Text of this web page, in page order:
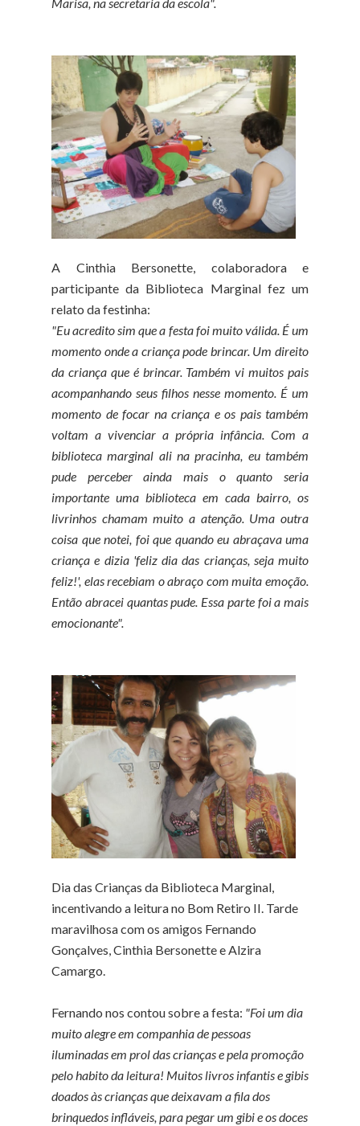
Marisa, na secretaria da escola".
A Cinthia Bersonette, colaboradora e
participante da Biblioteca Marginal fez um
relato da festinha:
"Eu acredito sim que a festa foi muito válida. É um
momento onde a criança pode brincar. Um direito
da criança que é brincar. Também vi muitos pais
acompanhando seus filhos nesse momento. É um
momento de focar na criança e os pais também
voltam a vivenciar a própria infância. Com a
biblioteca marginal ali na pracinha, eu também
pude perceber ainda mais o quanto seria
importante uma biblioteca em cada bairro, os
livrinhos chamam muito a atenção. Uma outra
coisa que notei, foi que quando eu abraçava uma
criança e dizia 'feliz dia das crianças, seja muito
feliz!', elas recebiam o abraço com muita emoção.
Então abracei quantas pude. Essa parte foi a mais
emocionante".
Dia das Crianças da Biblioteca Marginal,
incentivando a leitura no Bom Retiro II. Tarde
maravilhosa com os amigos Fernando
Gonçalves, Cinthia Bersonette e Alzira
Camargo.
Fernando nos contou sobre a festa: "Foi um dia
muito alegre em companhia de pessoas
iluminadas em prol das crianças e pela promoção
pelo habito da leitura! Muitos livros infantis e gibis
doados às crianças que deixavam a fila dos
brinquedos infláveis, para pegar um gibi e os doces